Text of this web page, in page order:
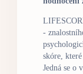
-
skóre,
Jedná se o